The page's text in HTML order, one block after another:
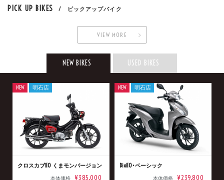
PICK UP BIKES / ピックアップバイク
VIEW MORE
NEW BIKES USED BIKES
クロスカブ110 くまモンバージョン
本体価格 ¥385,000
NEW 明石店
Dio110･ベーシック
本体価格 ¥239,800
NEW 明石店